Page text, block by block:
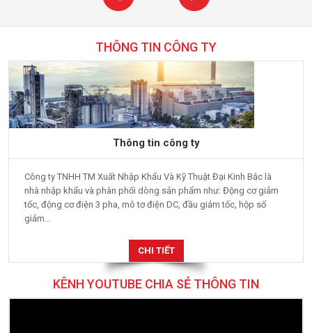
THÔNG TIN CÔNG TY
Thông tin công ty
Công ty TNHH TM Xuất Nhập Khẩu Và Kỹ Thuật Đại Kinh Bắc là
nhà nhập khẩu và phân phối dòng sản phẩm như: Động cơ giảm
tốc, động cơ điện 3 pha, mô tơ điện DC, đầu giảm tốc, hộp số
giảm...
KÊNH YOUTUBE CHIA SẺ THÔNG TIN